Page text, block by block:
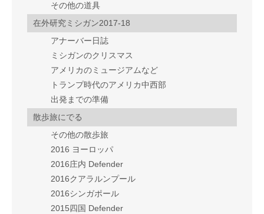
その他の道具
在外研究ミシガン2017-18
アナーバー日誌
ミシガンのクリスマス
アメリカのミュージアムなど
トランプ時代のアメリカ中西部
出発までの準備
散歩旅にでる
その他の散歩旅
2016 ヨーロッパ
2016庄内 Defender
2016クアラルンプール
2016シンガポール
2015四国 Defender